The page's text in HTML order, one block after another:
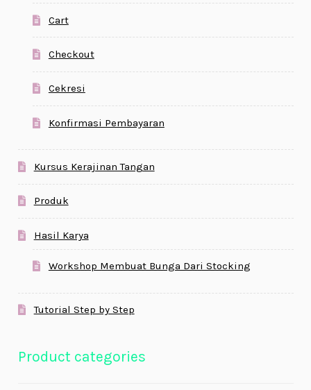
Cart
Checkout
Cekresi
Konfirmasi Pembayaran
Kursus Kerajinan Tangan
Produk
Hasil Karya
Workshop Membuat Bunga Dari Stocking
Tutorial Step by Step
Product categories